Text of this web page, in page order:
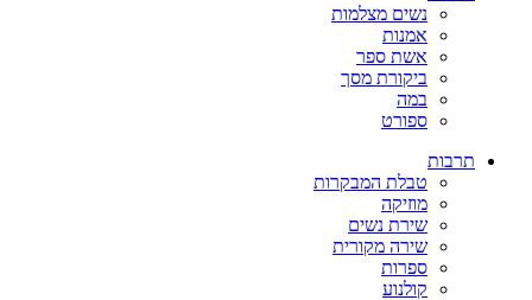
נשים מצלמות
אמנות
אשת ספר
ביקורת מסך
במה
ספורט
תרבות
טבלת המבקרות
מוזיקה
שירת נשים
שירה מקורית
ספרות
קולנוע